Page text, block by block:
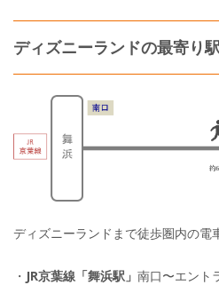
ディズニーランドの最寄り
ディズニーランドまで徒歩圏内の電
・ JR京葉線「舞浜駅」 南口〜エント